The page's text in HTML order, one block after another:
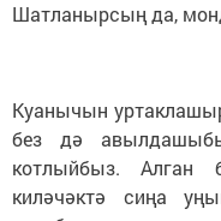
Шатланырсың да,
Куанычын
без дә
котлыйбыз. Алган
киләчәктә сиңа